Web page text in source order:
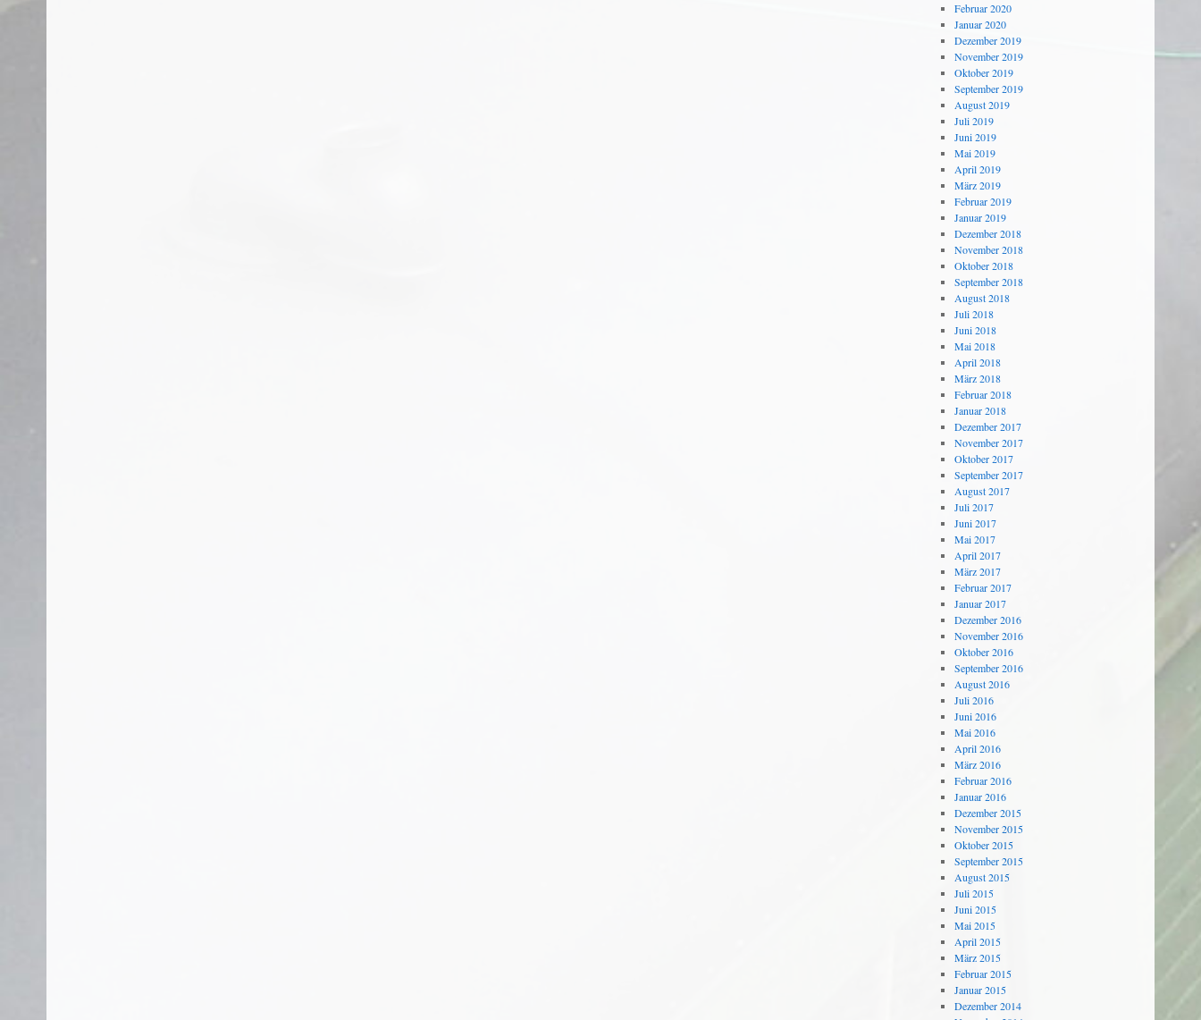
Februar 2020
Januar 2020
Dezember 2019
November 2019
Oktober 2019
September 2019
August 2019
Juli 2019
Juni 2019
Mai 2019
April 2019
März 2019
Februar 2019
Januar 2019
Dezember 2018
November 2018
Oktober 2018
September 2018
August 2018
Juli 2018
Juni 2018
Mai 2018
April 2018
März 2018
Februar 2018
Januar 2018
Dezember 2017
November 2017
Oktober 2017
September 2017
August 2017
Juli 2017
Juni 2017
Mai 2017
April 2017
März 2017
Februar 2017
Januar 2017
Dezember 2016
November 2016
Oktober 2016
September 2016
August 2016
Juli 2016
Juni 2016
Mai 2016
April 2016
März 2016
Februar 2016
Januar 2016
Dezember 2015
November 2015
Oktober 2015
September 2015
August 2015
Juli 2015
Juni 2015
Mai 2015
April 2015
März 2015
Februar 2015
Januar 2015
Dezember 2014